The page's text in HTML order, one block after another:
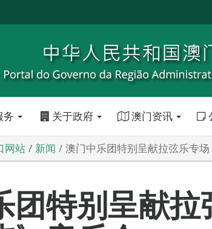
务 关于政府 澳门资讯
网站 新闻 澳门中乐团特别呈献拉弦乐专
团特别呈献拉